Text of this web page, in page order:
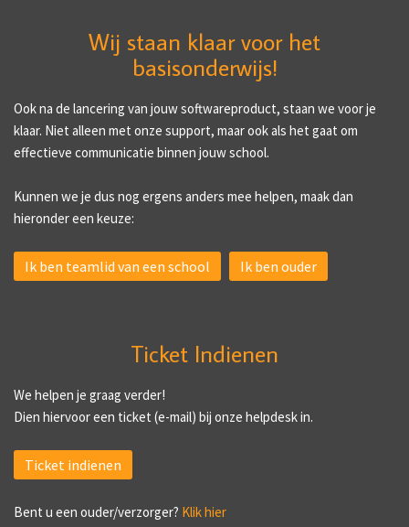
Wij staan klaar voor het
basisonderwijs!
Ook na de lancering van jouw softwareproduct, staan we voor je
klaar. Niet alleen met onze support, maar ook als het gaat om
effectieve communicatie binnen jouw school.
Kunnen we je dus nog ergens anders mee helpen, maak dan
hieronder een keuze:
Ik ben teamlid van een school Ik ben ouder
Ticket Indienen
We helpen je graag verder!
Dien hiervoor een ticket (e-mail) bij onze helpdesk in.
Ticket indienen
Bent u een ouder/verzorger? Klik hier